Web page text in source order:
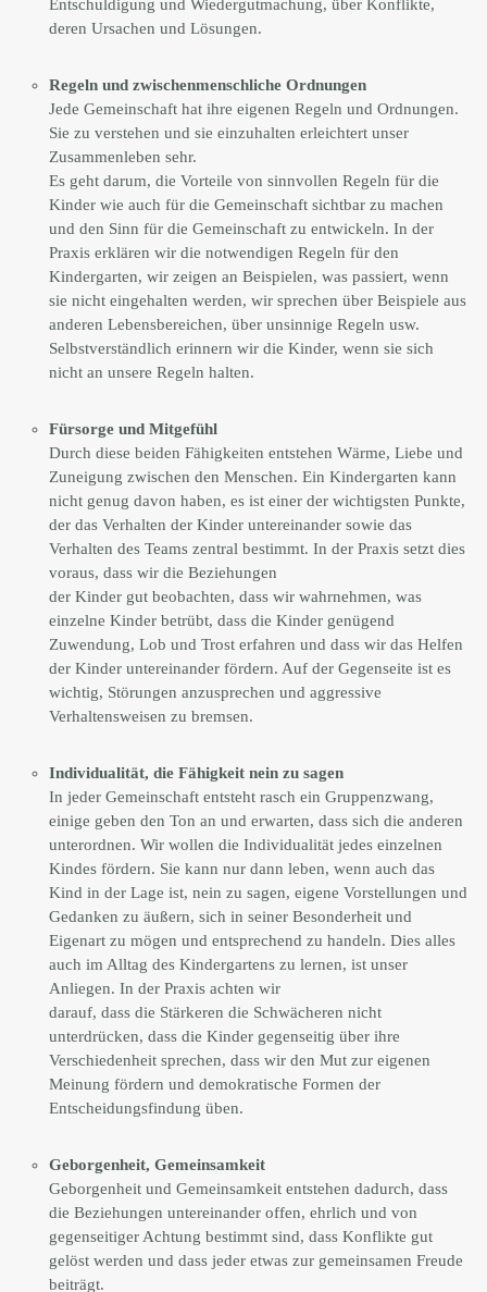
Entschuldigung und Wiedergutmachung, über Konflikte,
deren Ursachen und Lösungen.
Regeln und zwischenmenschliche Ordnungen
Jede Gemeinschaft hat ihre eigenen Regeln und Ordnungen.
Sie zu verstehen und sie einzuhalten erleichtert unser
Zusammenleben sehr.
Es geht darum, die Vorteile von sinnvollen Regeln für die
Kinder wie auch für die Gemeinschaft sichtbar zu machen
und den Sinn für die Gemeinschaft zu entwickeln. In der
Praxis erklären wir die notwendigen Regeln für den
Kindergarten, wir zeigen an Beispielen, was passiert, wenn
sie nicht eingehalten werden, wir sprechen über Beispiele aus
anderen Lebensbereichen, über unsinnige Regeln usw.
Selbstverständlich erinnern wir die Kinder, wenn sie sich
nicht an unsere Regeln halten.
Fürsorge und Mitgefühl
Durch diese beiden Fähigkeiten entstehen Wärme, Liebe und
Zuneigung zwischen den Menschen. Ein Kindergarten kann
nicht genug davon haben, es ist einer der wichtigsten Punkte,
der das Verhalten der Kinder untereinander sowie das
Verhalten des Teams zentral bestimmt. In der Praxis setzt dies
voraus, dass wir die Beziehungen
der Kinder gut beobachten, dass wir wahrnehmen, was
einzelne Kinder betrübt, dass die Kinder genügend
Zuwendung, Lob und Trost erfahren und dass wir das Helfen
der Kinder untereinander fördern. Auf der Gegenseite ist es
wichtig, Störungen anzusprechen und aggressive
Verhaltensweisen zu bremsen.
Individualität, die Fähigkeit nein zu sagen
In jeder Gemeinschaft entsteht rasch ein Gruppenzwang,
einige geben den Ton an und erwarten, dass sich die anderen
unterordnen. Wir wollen die Individualität jedes einzelnen
Kindes fördern. Sie kann nur dann leben, wenn auch das
Kind in der Lage ist, nein zu sagen, eigene Vorstellungen und
Gedanken zu äußern, sich in seiner Besonderheit und
Eigenart zu mögen und entsprechend zu handeln. Dies alles
auch im Alltag des Kindergartens zu lernen, ist unser
Anliegen. In der Praxis achten wir
darauf, dass die Stärkeren die Schwächeren nicht
unterdrücken, dass die Kinder gegenseitig über ihre
Verschiedenheit sprechen, dass wir den Mut zur eigenen
Meinung fördern und demokratische Formen der
Entscheidungsfindung üben.
Geborgenheit, Gemeinsamkeit
Geborgenheit und Gemeinsamkeit entstehen dadurch, dass
die Beziehungen untereinander offen, ehrlich und von
gegenseitiger Achtung bestimmt sind, dass Konflikte gut
gelöst werden und dass jeder etwas zur gemeinsamen Freude
beiträgt.